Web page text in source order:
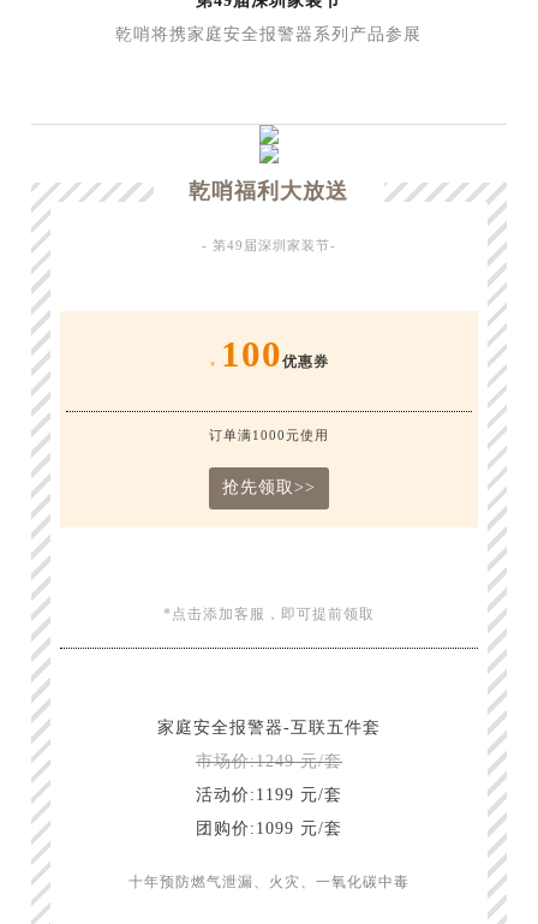
乾哨将携家庭安全报警器系列产品参展
“
乾哨福利大放送
- 第49届深圳家装节-
￥ 100优惠券
订单满1000元使用
抢先领取>>
*点击添加客服，即可提前领取
家庭安全报警器-互联五件套
市场价:1249 元/套
活动价:1199 元/套
团购价:1099 元/套
十年预防燃气泄漏、火灾、一氧化碳中毒